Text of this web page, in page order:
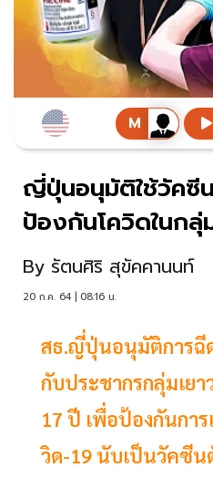
ญี่ปุ่นอนุมัติใช้วัคซีน
ป้องกันโควิดในกลุ่
By รัตนศิริ สุขัคคานนท์
20 ก.ค. 64 | 08:16 น.
สธ.ญี่ปุ่นอนุมัติการฉี
กับประชากรกลุ่มเย
17 ปี เพื่อป้องกันกา
วิด-19 นับเป็นวัคซี